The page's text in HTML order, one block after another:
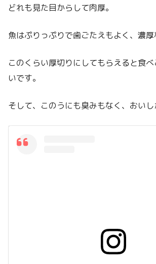
どれも見た目からして肉厚。
魚はぷりっぷりで歯ごたえもよく、濃厚
このくらい厚切りにしてもらえると食
いです。
そして、このうにも臭みもなく、おいし